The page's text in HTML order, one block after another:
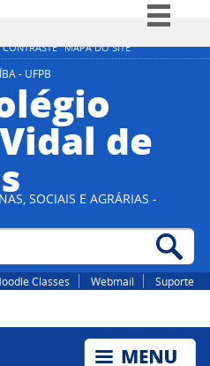
MAPA DO SITE
Simplifique!
Participe
Acesso à informação
Legislação
- UFPB
de
SOCIAIS E AGRÁRIAS -
Classes Webmail Suporte